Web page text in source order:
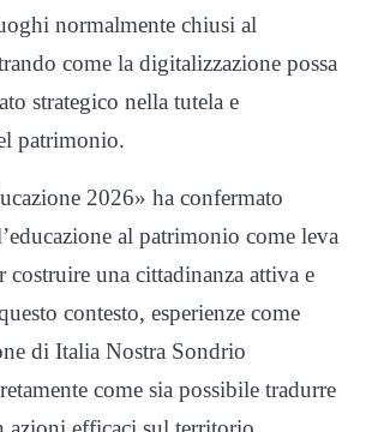
normalmente chiusi al
come la digitalizzazione possa
strategico nella tutela e
patrimonio.
2026» ha confermato
al patrimonio come leva
costruire una cittadinanza attiva e
contesto, esperienze come
di Italia Nostra Sondrio
come sia possibile tradurre